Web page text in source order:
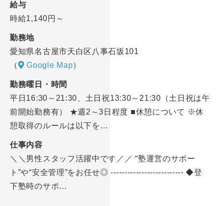
給与
時給1,140円～
勤務地
愛知県名古屋市天白区八事石坂101
（
Google Map）
勤務曜日・時間
平日16:30～21:30、土日祝13:30～21:30（土日祝は午
前開始勤務有） ★週2～3日程度 ■休憩について ※休
憩取得のルールは以下を…
仕事内容
＼＼男性スタッフ活躍中です／／ “塾運営のサポー
ト”や“安全管理”をお任せ◎ -------------------------- ◆登
下塾時のサポ…